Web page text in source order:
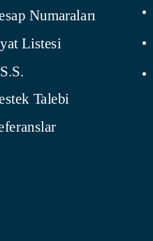
Numaraları
Listesi
Talebi